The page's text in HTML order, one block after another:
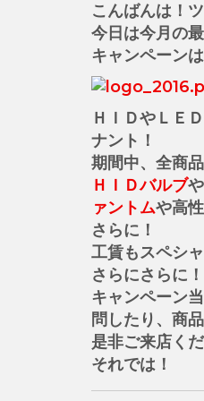
こんばんは！
今日は今月の
キャンペーン
ＨＩＤやＬＥ
ナント！
期間中、全商
ＨＩＤバルブや
ァントムや高
さらに！
工賃もスペシ
さらにさらに！
キャンペーン
問したり、商
是非ご来店く
それでは！